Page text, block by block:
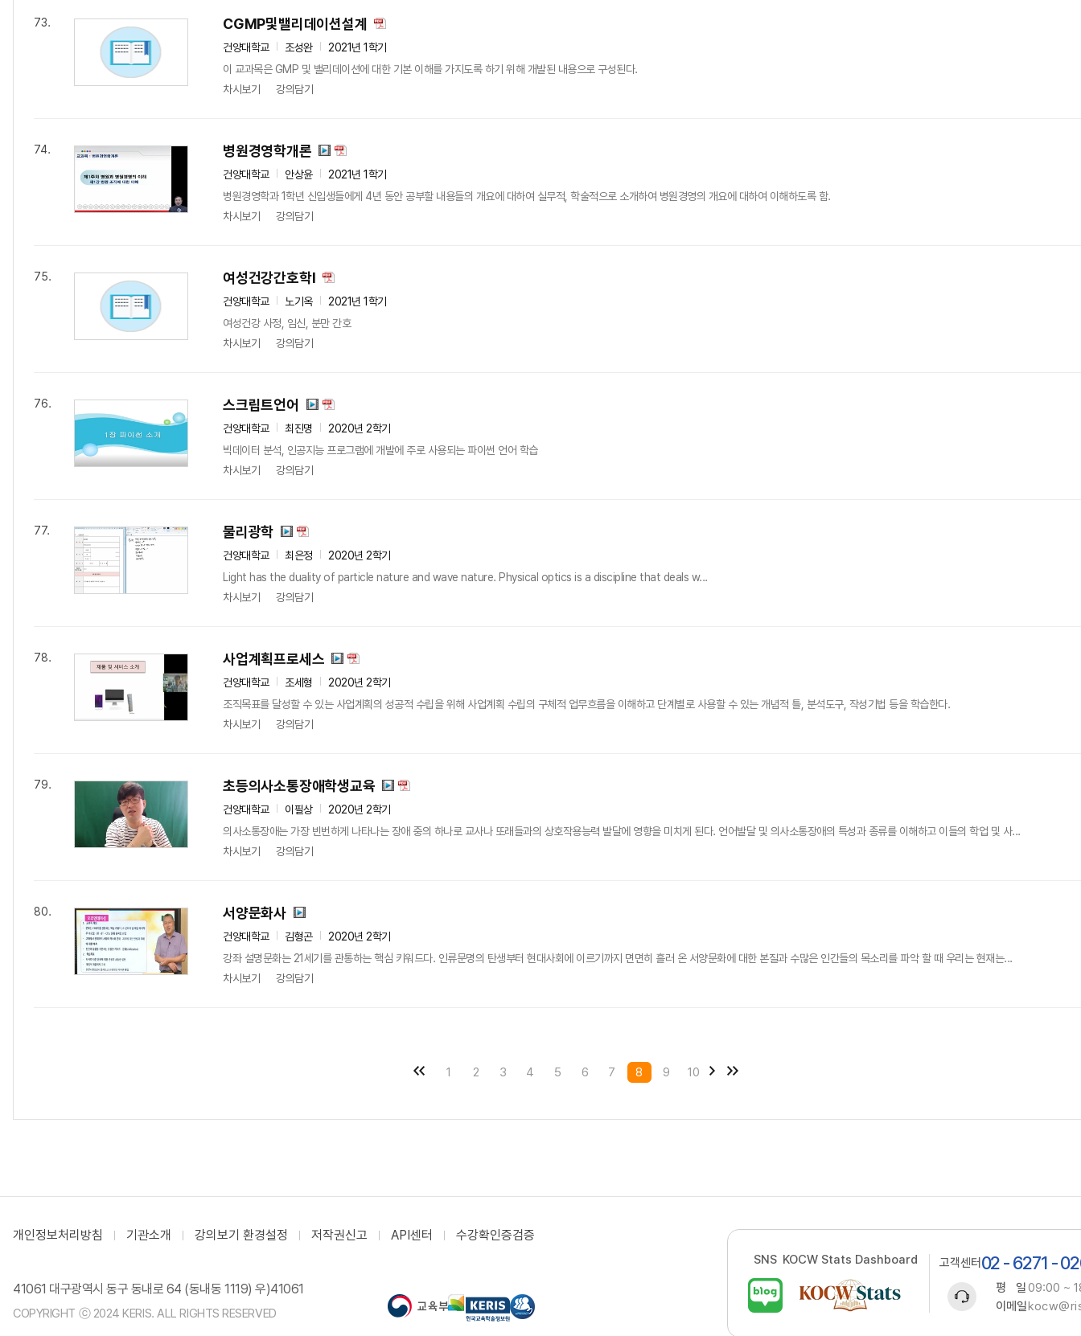
73. CGMP및밸리데이션설계
건양대학교 조성완
2021년 1학기
이 교과목은 GMP 및 밸리데이션에 대한 기본 이해를 가지도록 하기 위해 개발된 내용으로 구성된다.
차시보기
강의담기
74. 병원경영학개론
건양대학교 안상윤
2021년 1학기
병원경영학과 1학년 신입생들에게 4년 동안 공부할 내용들의 개요에 대하여 실무적, 학술적으로 소개하여 병원경영의 개요에 대하여 이해하도록 함.
차시보기
강의담기
75. 여성건강간호학I
건양대학교 노기옥
2021년 1학기
여성건강 사정, 임신, 분만 간호
차시보기
강의담기
76. 스크립트언어
건양대학교 최진명
2020년 2학기
빅데이터 분석, 인공지능 프로그램에 개발에 주로 사용되는 파이썬 언어 학습
차시보기
강의담기
77. 물리광학
건양대학교 최은정
2020년 2학기
Light has the duality of particle nature and wave nature. Physical optics is a discipline that deals w...
차시보기
강의담기
78. 사업계획프로세스
건양대학교 조세형
2020년 2학기
조직목표를 달성할 수 있는 사업계획의 성공적 수립을 위해 사업계획 수립의 구체적 업무흐름을 이해하고 단계별로 사용할 수 있는 개념적 틀, 분석도구, 작성기법 등을 학습한다.
차시보기
강의담기
79. 초등의사소통장애학생교육
건양대학교 이필상
2020년 2학기
의사소통장애는 가장 빈번하게 나타나는 장애 중의 하나로 교사나 또래들과의 상호작용능력 발달에 영향을 미치게 된다. 언어발달 및 의사소통장애의 특성과 종류를 이해하고 이들의 학업 및 사...
차시보기
강의담기
80. 서양문화사
건양대학교 김형곤
2020년 2학기
강좌 설명문화는 21세기를 관통하는 핵심 키워드다. 인류문명의 탄생부터 현대사회에 이르기까지 면면히 흘러 온 서양문화에 대한 본질과 수많은 인간들의 목소리를 파악 할 때 우리는 현재는...
차시보기
강의담기
1 2 3 4 5 6 7 8 9 10
개인정보처리방침 기관소개 강의보기 환경설정 저작권신고 API센터 수강확인증검증
41061 대구광역시 동구 동내로 64 (동내동 1119) 우)41061
COPYRIGHT ⓒ 2024 KERIS. ALL RIGHTS RESERVED
SNS KOCW Stats Dashboard 고객센터 02 - 6271 -
평 일09:00 ~
이메일